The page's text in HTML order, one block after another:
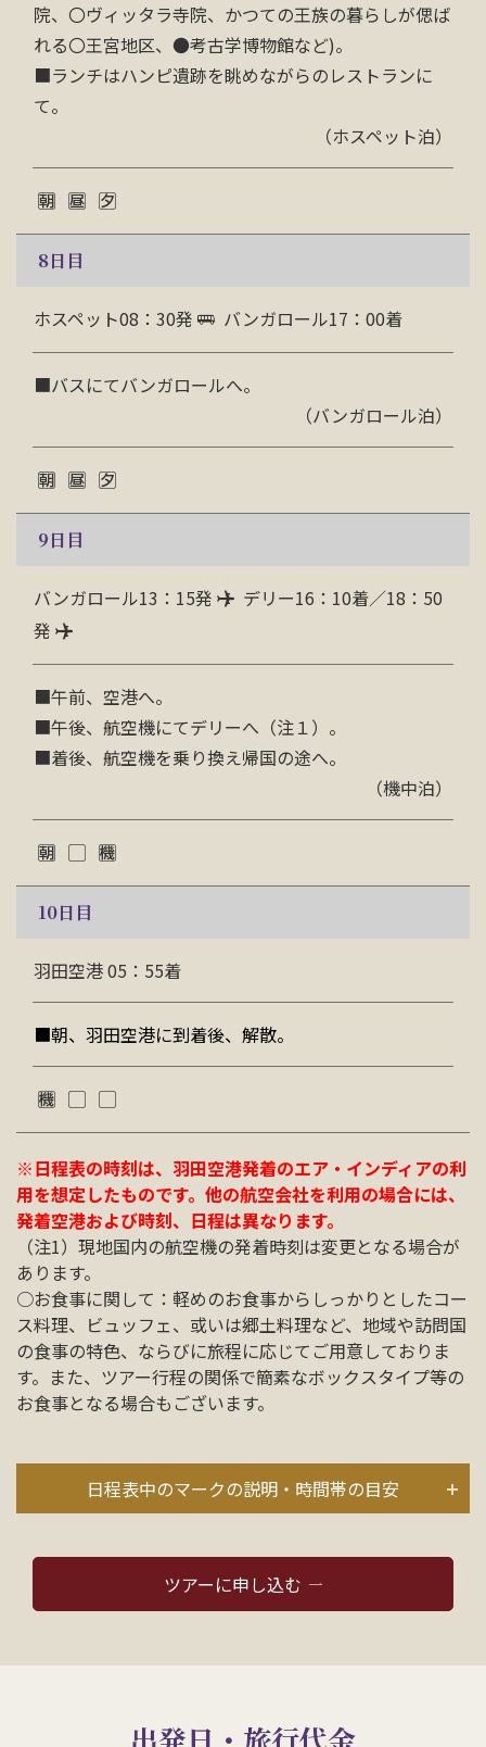
院、〇ヴィッタラ寺院、かつての王族の暮らしが偲ば
れる〇王宮地区、●考古学博物館など)。
■ランチはハンピ遺跡を眺めながらのレストランに
て。
（ホスペット泊）
8日目
ホスペット08：30発 バンガロール17：00着
■バスにてバンガロールへ。
（バンガロール泊）
9日目
バンガロール13：15発
デリー16：10着／18：50
発
■午前、空港へ。
■午後、航空機にてデリーへ（注１）。
■着後、航空機を乗り換え帰国の途へ。
（機中泊）
10日目
羽田空港 05：55着
■朝、羽田空港に到着後、解散。
※日程表の時刻は、羽田空港発着のエア・インディアの利
用を想定したものです。他の航空会社を利用の場合には、
発着空港および時刻、日程は異なります。
（注1）現地国内の航空機の発着時刻は変更となる場合が
あります。
○お食事に関して：軽めのお食事からしっかりとしたコー
ス料理、ビュッフェ、或いは郷土料理など、地域や訪問国
の食事の特色、ならびに旅程に応じてご用意しておりま
す。また、ツアー行程の関係で簡素なボックスタイプ等の
お食事となる場合もございます。
日程表中のマークの説明・時間帯の目安
ツアーに申し込む